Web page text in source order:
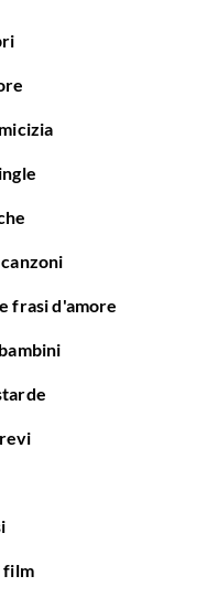
frasi d'amore
film